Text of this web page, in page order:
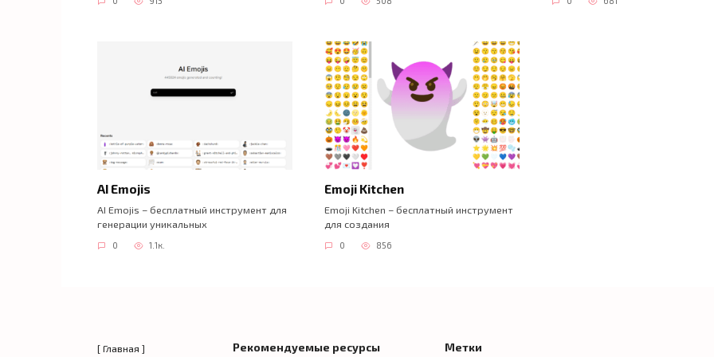
AI Emojis
AI Emojis – бесплатный инструмент для
генерации уникальных
0 1.1к.
Emoji Kitchen
Emoji Kitchen – бесплатный инструмент
для создания
0 856
[ Главная ] Рекомендуемые ресурсы Метки